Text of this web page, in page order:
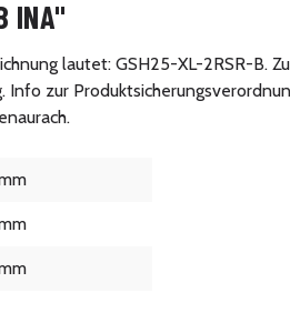
INA"
lautet: GSH25-XL-2RSR-B.
zur